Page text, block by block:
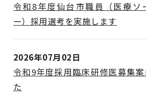
令和8年度仙台市職員（医療ソ
ー）採用選考を実施します
2026年07月02日
令和9年度採用臨床研修医募集
た